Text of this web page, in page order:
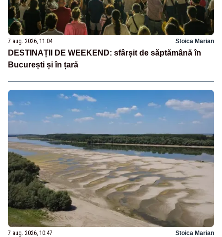
7 aug. 2026, 11:04 Stoica Marian
DESTINAȚII DE WEEKEND: sfârșit de săptămână în
București și în țară
7 aug. 2026, 10:47 Stoica Marian